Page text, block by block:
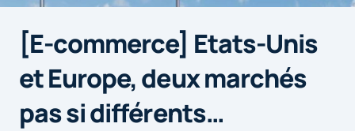
[E-commerce] Etats-Unis
et Europe, deux marchés
pas si différents…